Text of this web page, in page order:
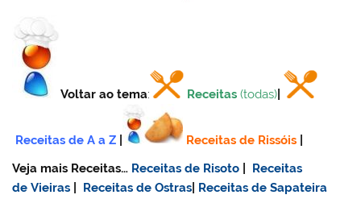
Voltar ao tema: Receitas (todas)
Receitas de A a Z Receitas de Rissóis
Veja mais Receitas… Receitas de Risoto
Receitas
de Vieiras
Receitas de Ostras
Receitas de Sapateira